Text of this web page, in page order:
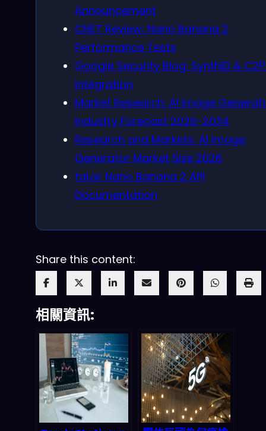
Announcement
CNET Review: Nano Banana 2
Performance Tests
Google Security Blog: SynthID &
Integration
Market Research: AI Image
Industry Forecast 2026-2034
Research and Markets: AI Image
Generator Market Size 2026
fal.ai: Nano Banana 2 API
Documentation
Share this content:
相關資訊: